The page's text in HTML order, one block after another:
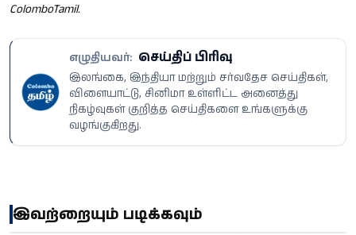
ColomboTamil.
எழுதியவர்: செய்திப் பிரிவு
இலங்கை, இந்தியா மற்றும் சர்வதேச செய்திகள்,
விளையாட்டு, சினிமா உள்ளிட்ட அனைத்து
நிகழ்வுகள் குறித்த செய்திகளை உங்களுக்கு
வழங்குகிறது.
இவற்றையும் படிக்கவும்